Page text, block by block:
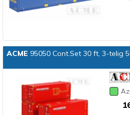
ACME 95050 Cont.Set 30 ft, 3-telig